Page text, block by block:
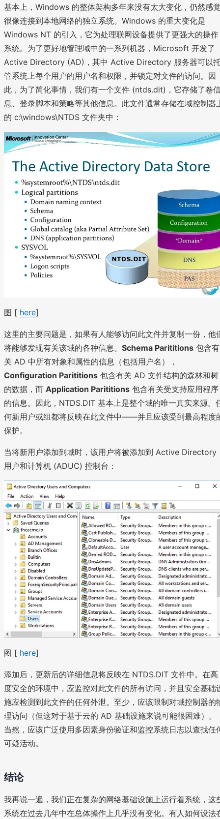
基本上，Windows 的整体架构多年来没有太大变化，仍然感
很像连接到本地网络的独立系统。Windows 的重大变化是
Windows NT 的引入，它为处理联网设备提供了更强大的操作
系统。为了更好地管理域中的一系列机器，Microsoft 开发了
Active Directory (AD)，其中 Active Directory 服务器可以
管系统上每个用户的用户名和权限，并锁定对文件的访问。因
此，为了简化事情，我们有一个文件 (ntds.dit)，它存储了卷
息、登录脚本和策略等其他信息。此文件通常存储在域控制器
的 c:\windows\NTDS 文件夹中：
图 [ here]
这里的主要问题是，如果有人能够访问此文件并复制一份，他
将能够发现有关该域的各种信息。 Schema Parititions 包含有
关 AD 中所有对象和属性的信息（包括用户名），
Configuration Parititions 包含有关 AD 文件结构的森林和树
的数据，而 Application Parititions 包含有关受支持应用程序
的信息。因此，NTDS.DIT 基本上是整个域的唯一真实来源。
何新用户或组都将反映在此文件中——并且应该受到最高程度
保护。
当将新用户添加到域时，该用户将被添加到 Active Directory
用户和计算机 (ADUC) 控制台：
图 [ here]
添加后，更新后的详细信息将反映在 NTDS.DIT 文件中。在高
度安全的环境中，应监控对此文件的所有访问，并且安全基础
施应检测到此文件的任何外泄。至少，应该限制对域控制器的
理访问（但这对于基于云的 AD 基础设施来说可能很困难）。
当然，应该广泛使用多因素身份验证和监控系统日志以查找任
可疑活动。
结论
我再说一遍，我们正在复杂的网络基础设施上运行着系统，这
系统在过去几年中在总体操作上几乎没有变化。有人如何设法